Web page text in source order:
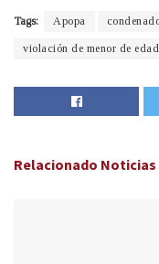
Tags: Apopa
violación de menor de edad
Relacionado Noticias